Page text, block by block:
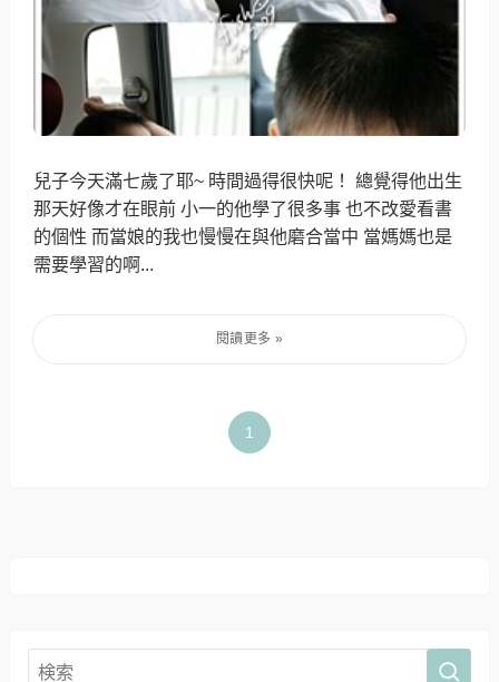
兒子今天滿七歲了耶~ 時間過得很快呢！ 總覺得他出生
那天好像才在眼前 小一的他學了很多事 也不改愛看書
的個性 而當娘的我也慢慢在與他磨合當中 當媽媽也是
需要學習的啊...
1